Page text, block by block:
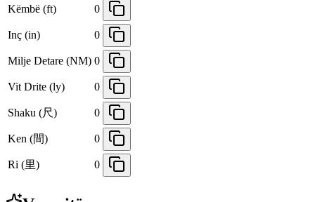
Këmbë (ft) 0
Inç (in) 0
Milje Detare (NM) 0
Vit Drite (ly) 0
Shaku (尺) 0
Ken (間) 0
Ri (里) 0